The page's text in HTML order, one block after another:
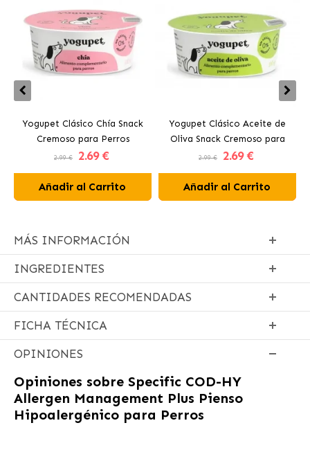
Yogupet Clásico Chía Snack
Cremoso para Perros
2.99 € 2.69 €
Añadir al Carrito
Yogupet Clásico Aceite de
Oliva Snack Cremoso para
Perros
2.99 € 2.69 €
Añadir al Carrito
MÁS INFORMACIÓN
INGREDIENTES
CANTIDADES RECOMENDADAS
FICHA TÉCNICA
OPINIONES
Opiniones sobre Specific COD-HY
Allergen Management Plus Pienso
Hipoalergénico para Perros